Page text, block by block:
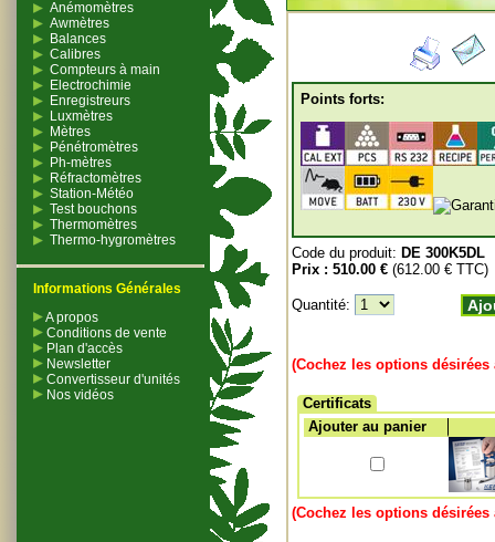
Anémomètres
Awmètres
Balances
Calibres
Compteurs à main
Electrochimie
Enregistreurs
Luxmètres
Mètres
Pénétromètres
Ph-mètres
Réfractomètres
Station-Météo
Test bouchons
Thermomètres
Thermo-hygromètres
Informations Générales
A propos
Conditions de vente
Plan d'accès
Newsletter
Convertisseur d'unités
Nos vidéos
Points forts:
Code du produit: DE 300K5DL
Prix : 510.00 € (612.00 € TTC)
Quantité:
(Cochez les options
Certificats
Ajouter au panier
(Cochez les options